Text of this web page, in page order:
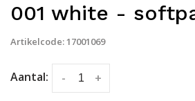
001 white -
Artikelcode:17001069
Aantal: +
-